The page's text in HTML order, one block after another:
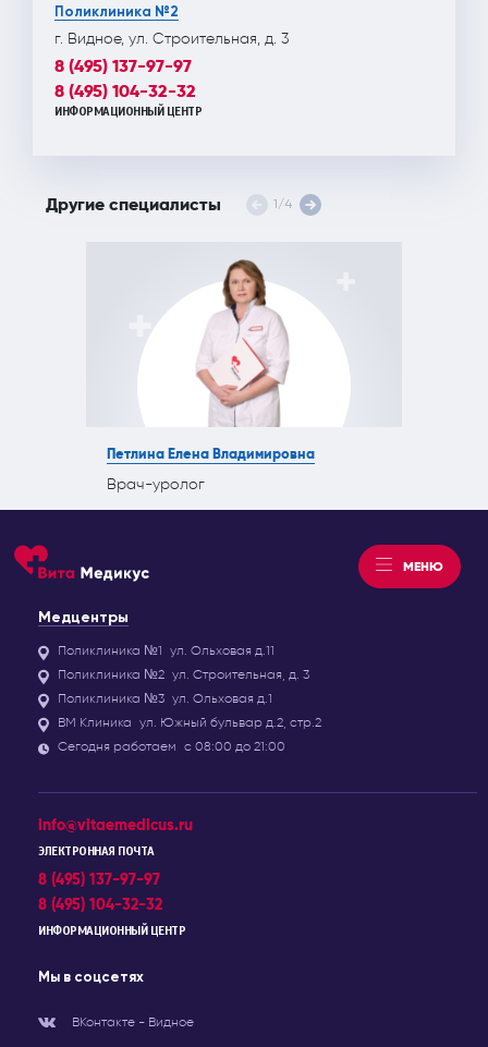
Поликлиника №2
г. Видное, ул. Строительная, д. 3
8 (495) 137-97-97
8 (495) 104-32-32
ИНФОРМАЦИОННЫЙ ЦЕНТР
Другие специалисты 1 /4
Петлина Елена Владимировна
Врач-уролог
МЕНЮ
Медцентры
Поликлиника №1 ул. Ольховая д.11
Поликлиника №2 ул. Строительная, д. 3
Поликлиника №3 ул. Ольховая д.1
ВМ Клиника ул. Южный бульвар д.2, стр.2
Сегодня работаем с 08:00 до 21:00
info@vitaemedicus.ru
ЭЛЕКТРОННАЯ ПОЧТА
8 (495) 137-97-97
8 (495) 104-32-32
ИНФОРМАЦИОННЫЙ ЦЕНТР
Мы в соцсетях
ВКонтакте - Видное